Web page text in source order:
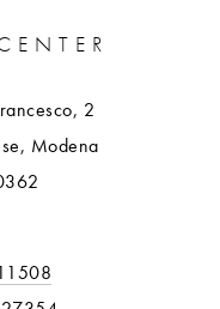
2
Modena